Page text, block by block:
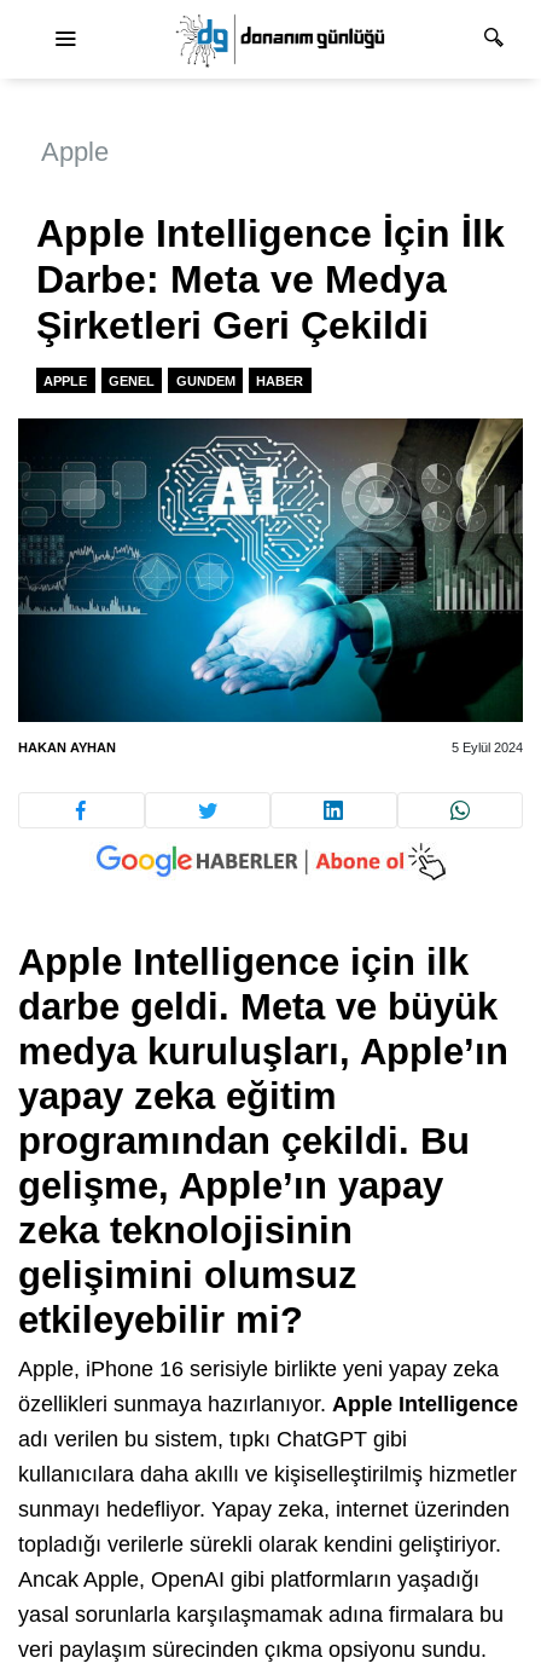
Apple
Apple Intelligence İçin İlk
Darbe: Meta ve Medya
Şirketleri Geri Çekildi
APPLE GENEL GUNDEM HABER
HAKAN AYHAN 5 Eylül 2024
Apple Intelligence için ilk
darbe geldi. Meta ve büyük
medya kuruluşları, Apple’ın
yapay zeka eğitim
programından çekildi. Bu
gelişme, Apple’ın yapay
zeka teknolojisinin
gelişimini olumsuz
etkileyebilir mi?
Apple, iPhone 16 serisiyle birlikte yeni yapay zeka
özellikleri sunmaya hazırlanıyor. Apple Intelligence
adı verilen bu sistem, tıpkı ChatGPT gibi
kullanıcılara daha akıllı ve kişiselleştirilmiş hizmetler
sunmayı hedefliyor. Yapay zeka, internet üzerinden
topladığı verilerle sürekli olarak kendini geliştiriyor.
Ancak Apple, OpenAI gibi platformların yaşadığı
yasal sorunlarla karşılaşmamak adına firmalara bu
veri paylaşım sürecinden çıkma opsiyonu sundu.